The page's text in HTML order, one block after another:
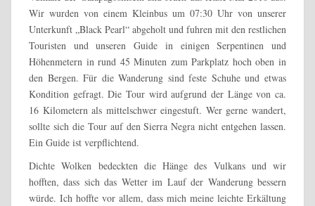
Wir wurden von einem Kleinbus um 07:30 Uhr von unserer
Unterkunft „Black Pearl“ abgeholt und fuhren mit den restlichen
Touristen und unseren Guide in einigen Serpentinen und
Höhenmetern in rund 45 Minuten zum Parkplatz hoch oben in
den Bergen. Für die Wanderung sind feste Schuhe und etwas
Kondition gefragt. Die Tour wird aufgrund der Länge von ca.
16 Kilometern als mittelschwer eingestuft. Wer gerne wandert,
sollte sich die Tour auf den Sierra Negra nicht entgehen lassen.
Ein Guide ist verpflichtend.
Dichte Wolken bedeckten die Hänge des Vulkans und wir
hofften, dass sich das Wetter im Lauf der Wanderung bessern
würde. Ich hoffte vor allem, dass mich meine leichte Erkältung